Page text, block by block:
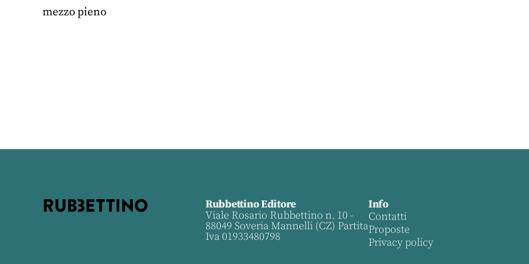
mezzo pieno
Rubbettino Editore
Viale Rosario Rubbettino n. 10 -
88049 Soveria Mannelli (CZ) Partita
Iva 01933480798
Info
Contatti
Proposte
Privacy policy